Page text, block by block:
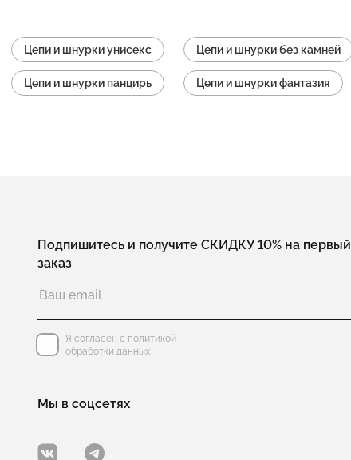
Цепи и шнурки унисекс Цепи и шнурки без камней
Цепи и шнурки панцирь Цепи и шнурки фантазия
Подпишитесь и получите СКИДКУ 10% на первый
заказ
Я согласен с политикой
обработки данных
Мы в соцсетях